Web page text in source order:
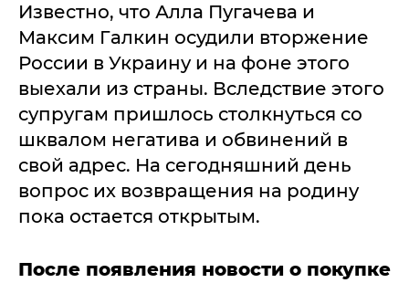
Известно, что Алла Пугачева и
Максим Галкин осудили вторжение
России в Украину и на фоне этого
выехали из страны. Вследствие этого
супругам пришлось столкнуться со
шквалом негатива и обвинений в
свой адрес. На сегодняшний день
вопрос их возвращения на родину
пока остается открытым.
После появления новости о покупке